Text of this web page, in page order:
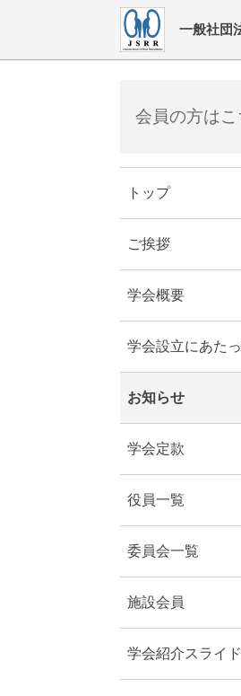
一般社団
会員の方はこ
トップ
ご挨拶
学会概要
学会設立にあた
お知らせ
学会定款
役員一覧
委員会一覧
施設会員
学会紹介スライド